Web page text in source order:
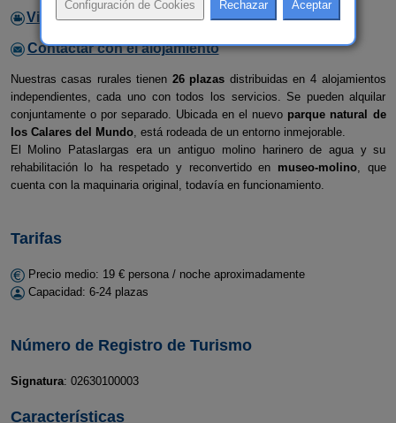
Video
Contactar con el alojamiento
Nuestras casas rurales tienen 26 plazas distribuidas en 4 alojamientos
independientes, cada uno con todos los servicios. Se pueden alquilar
conjuntamente o por separado. Ubicada en el nuevo parque natural de
los Calares del Mundo, está rodeada de un entorno inmejorable.
El Molino Pataslargas era un antiguo molino harinero de agua y su
rehabilitación lo ha respetado y reconvertido en museo-molino, que
cuenta con la maquinaria original, todavía en funcionamiento.
Tarifas
Precio medio: 19 € persona / noche aproximadamente
Capacidad: 6-24 plazas
Número de Registro de Turismo
Signatura: 02630100003
Características